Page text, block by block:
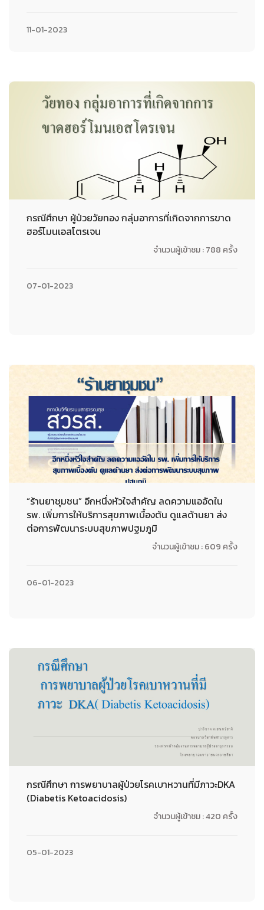
11-01-2023
กรณีศึกษา ผู้ป่วยวัยทอง กลุ่มอาการที่เกิดจากการขาด
ฮอร์โมนเอสโตรเจน
จำนวนผู้เข้าชม : 788 ครั้ง
07-01-2023
“ร้านยาชุมชน” อีกหนึ่งหัวใจสำคัญ ลดความแออัดใน
รพ. เพิ่มการให้บริการสุขภาพเบื้องต้น ดูแลด้านยา ส่ง
ต่อการพัฒนาระบบสุขภาพปฐมภูมิ
จำนวนผู้เข้าชม : 609 ครั้ง
06-01-2023
กรณีศึกษา การพยาบาลผู้ป่วยโรคเบาหวานที่มีภาวะDKA
(Diabetis Ketoacidosis)
จำนวนผู้เข้าชม : 420 ครั้ง
05-01-2023